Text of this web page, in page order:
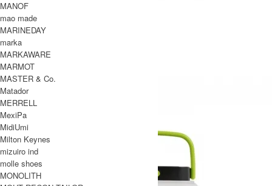
LIGHTHOUSE 600
SOLD OUT
GOALZERO
ゴールゼロ
MANOF
mao made
MARINEDAY
marka
MARKAWARE
MARMOT
MASTER & Co.
Matador
MERRELL
MexiPa
MidiUmi
Milton Keynes
mizuiro ind
molle shoes
MONOLITH